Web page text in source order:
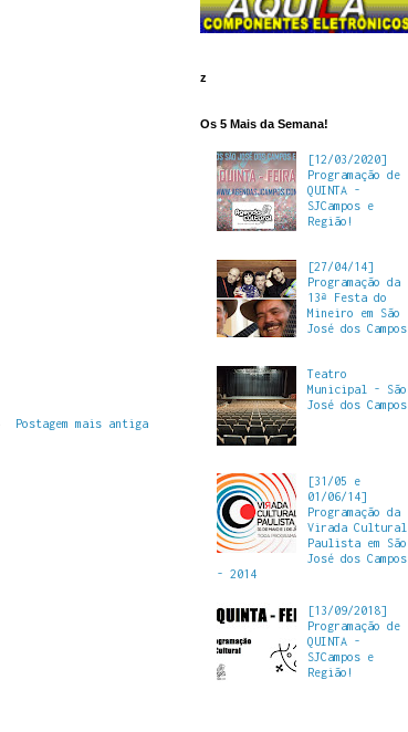
Postagem mais antiga
z
Os 5 Mais da Semana!
[12/03/2020]
Programação de
QUINTA -
SJCampos e
Região!
[27/04/14]
Programação da
13ª Festa do
Mineiro em São
José dos Campos
Teatro
Municipal - São
José dos Campos
[31/05 e
01/06/14]
Programação da
Virada Cultural
Paulista em São
José dos Campos
- 2014
[13/09/2018]
Programação de
QUINTA -
SJCampos e
Região!